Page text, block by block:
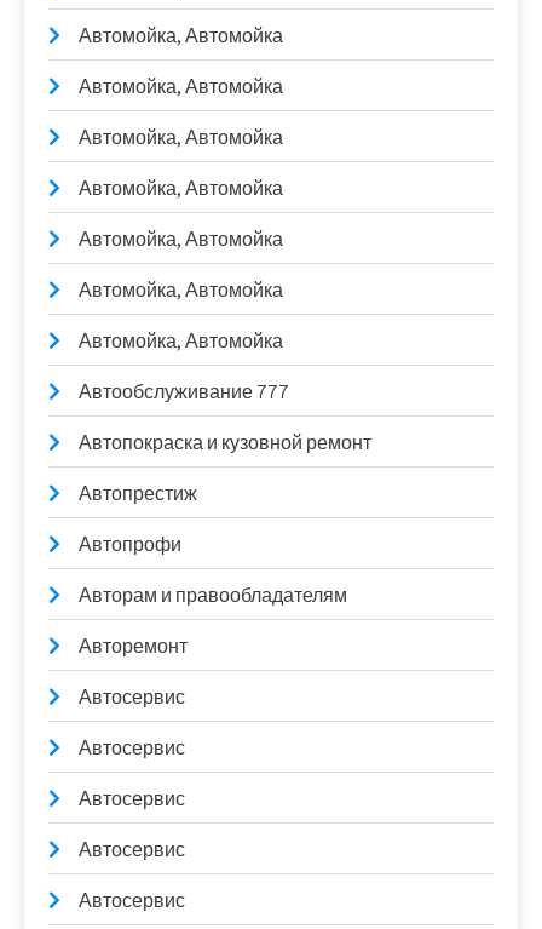
Автомойка, Автомойка
Автомойка, Автомойка
Автомойка, Автомойка
Автомойка, Автомойка
Автомойка, Автомойка
Автомойка, Автомойка
Автомойка, Автомойка
Автообслуживание 777
Автопокраска и кузовной ремонт
Автопрестиж
Автопрофи
Авторам и правообладателям
Авторемонт
Автосервис
Автосервис
Автосервис
Автосервис
Автосервис